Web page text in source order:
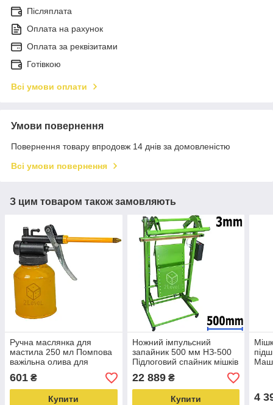
Післяплата
Оплата на рахунок
Оплата за реквізитами
Готівкою
Всі умови оплати
Умови повернення
Повернення товару впродовж 14 днів за домовленістю
Всі умови повернення
З цим товаром також замовляють
Ручна маслянка для
мастила 250 мл Помпова
важільна олива для
Нагнітальний лубрикатор
601 ₴
Купити
Ножний імпульсний
запайник 500 мм НЗ-500
Підлоговий спайник мішків
педалі
22 889₴
Купити 4